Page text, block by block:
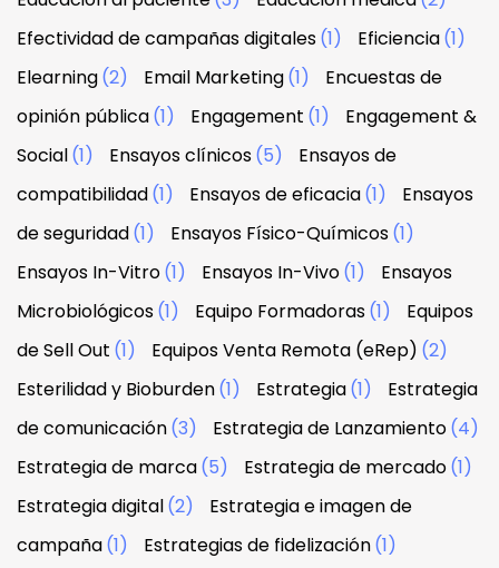
Efectividad de campañas digitales(1) Eficiencia(1)
Elearning(2) Email Marketing(1)
Encuestas de
opinión pública(1) Engagement (1)
Engagement &
Social(1) Ensayos clínicos(5)
Ensayos de
compatibilidad(1) Ensayos de eficacia(1)
Ensayos
de seguridad(1) Ensayos Físico-Químicos(1)
Ensayos In-Vitro(1) Ensayos In-Vivo(1)
Ensayos
Microbiológicos(1) Equipo Formadoras(1)
Equipos
de Sell Out (1) Equipos Venta Remota (eRep) (2)
Esterilidad y Bioburden(1) Estrategia(1)
Estrategia
de comunicación(3) Estrategia de Lanzamiento(4)
Estrategia de marca(5) Estrategia de mercado(1)
Estrategia digital(2)
Estrategia e imagen de
campaña(1) Estrategias de fidelización(1)